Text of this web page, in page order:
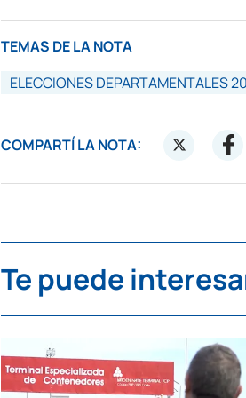
TEMAS DE LA NOTA
ELECCIONES DEPARTAMENTALES
COMPARTÍ LA NOTA:
Te puede